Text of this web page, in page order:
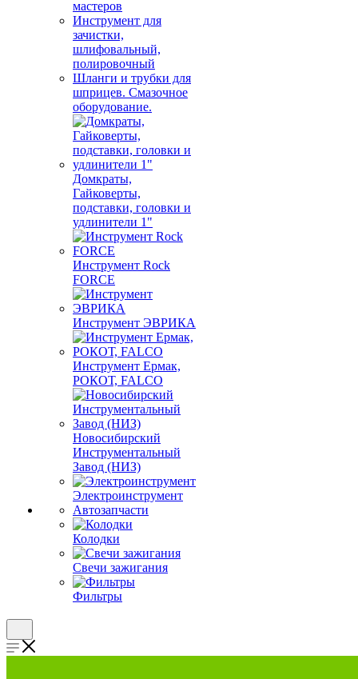
мастеров
Инструмент для
зачистки,
шлифовальный,
полировочный
Шланги и трубки для
шприцев. Смазочное
оборудование.
Домкраты,
Гайковерты,
подставки, головки и
удлинители 1"
Инструмент Rock
FORCE
Инструмент ЭВРИКА
Инструмент Ермак,
РОКОТ, FALCO
Новосибирский
Инструментальный
Завод (НИЗ)
Электроинструмент
Автозапчасти
Колодки
Свечи зажигания
Фильтры